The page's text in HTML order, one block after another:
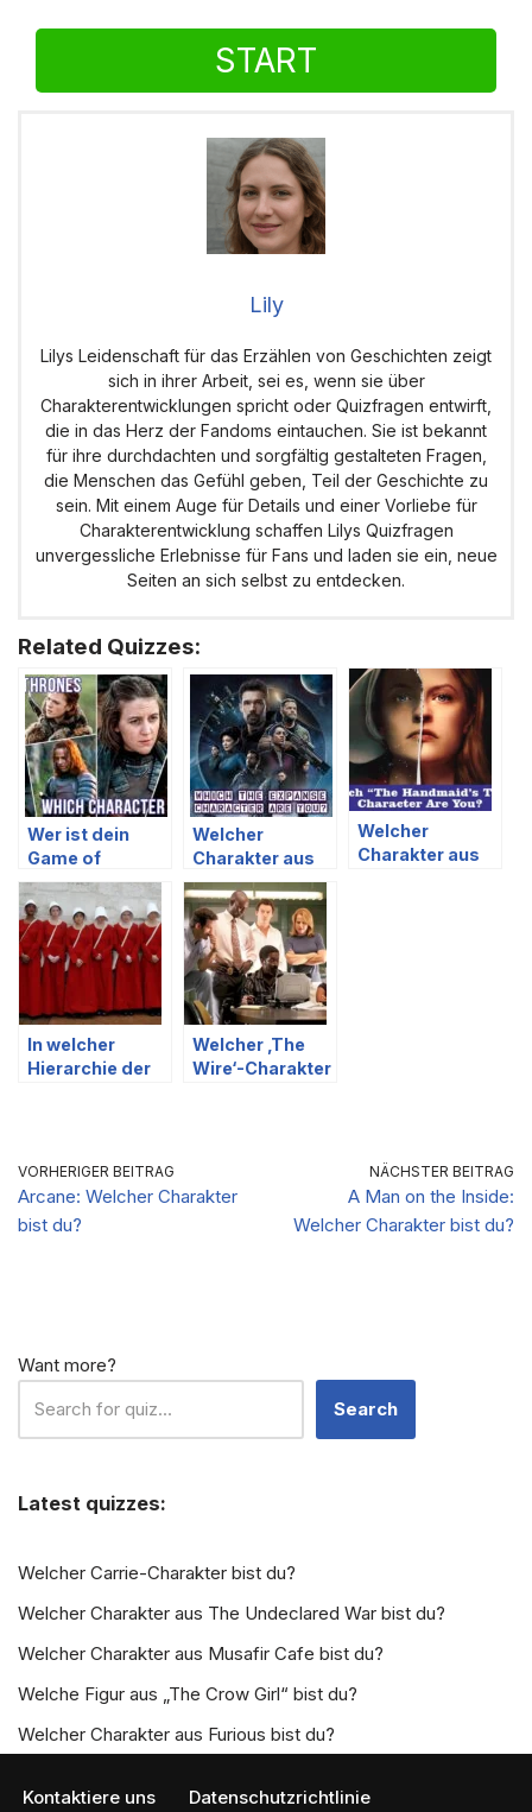
START
Lily
Lilys Leidenschaft für das Erzählen von Geschichten zeigt
sich in ihrer Arbeit, sei es, wenn sie über
Charakterentwicklungen spricht oder Quizfragen entwirft,
die in das Herz der Fandoms eintauchen. Sie ist bekannt
für ihre durchdachten und sorgfältig gestalteten Fragen,
die Menschen das Gefühl geben, Teil der Geschichte zu
sein. Mit einem Auge für Details und einer Vorliebe für
Charakterentwicklung schaffen Lilys Quizfragen
unvergessliche Erlebnisse für Fans und laden sie ein, neue
Seiten an sich selbst zu entdecken.
Related Quizzes:
Wer ist dein
Game of
Thrones-
Zwilling?
Welcher
Charakter aus
The Expanse
bist du?
Welcher
Charakter aus
In welcher
Hierarchie der
Welcher ‚The
Wire‘-Charakter
VORHERIGER BEITRAG
Arcane: Welcher Charakter
bist du?
NÄCHSTER BEITRAG
A Man on the Inside:
Welcher Charakter bist du?
Want more?
Search
Latest quizzes:
Welcher Carrie-Charakter bist du?
Welcher Charakter aus The Undeclared War bist du?
Welcher Charakter aus Musafir Cafe bist du?
Welche Figur aus „The Crow Girl“ bist du?
Welcher Charakter aus Furious bist du?
Kontaktiere uns Datenschutzrichtlinie